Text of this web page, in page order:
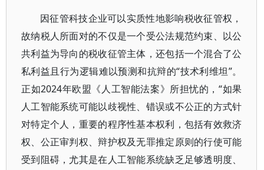
因征管科技企业可以实质性地影响税收征管权，
故纳税人所面对的不仅是一个受公法规范约束、以公
共利益为导向的税收征管主体，还包括一个混合了公
私利益且行为逻辑难以预测和抗辩的“技术利维坦”。
正如2024年欧盟《人工智能法案》所担忧的，“如果
人工智能系统可能以歧视性、错误或不公正的方式针
对特定个人，重要的程序性基本权利，包括有效救济
权、公正审判权、辩护权及无罪推定原则的行使可能
受到阻碍，尤其是在人工智能系统缺乏足够透明度、